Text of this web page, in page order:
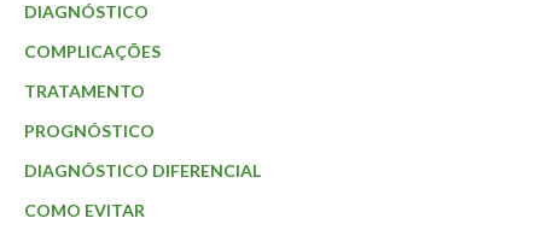
DIAGNÓSTICO
COMPLICAÇÕES
TRATAMENTO
PROGNÓSTICO
DIAGNÓSTICO DIFERENCIAL
COMO EVITAR